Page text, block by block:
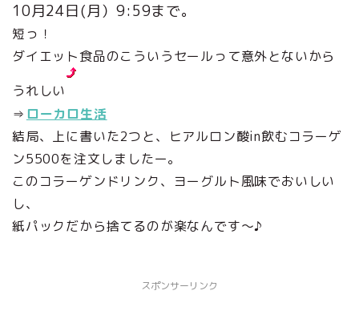
10月24日(月）9:59まで。
短っ！
ダイエット食品のこういうセールって意外とないから
うれしい
⇒ ローカロ生活
結局、上に書いた2つと、ヒアルロン酸in飲むコラーゲ
ン5500を注文しましたー。
このコラーゲンドリンク、ヨーグルト風味でおいしい
し、
紙パックだから捨てるのが楽なんです～♪
スポンサーリンク